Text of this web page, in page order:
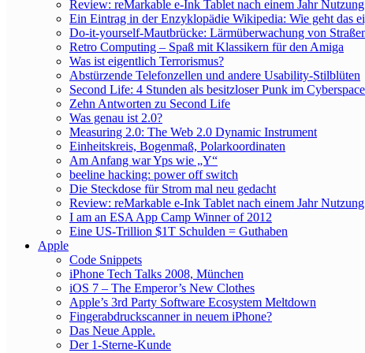
Review: reMarkable e-Ink Tablet nach einem Jahr Nutzung
Ein Eintrag in der Enzyklopädie Wikipedia: Wie geht das
Do-it-yourself-Mautbrücke: Lärmüberwachung von
Retro Computing – Spaß mit Klassikern für den Amiga
Was ist eigentlich Terrorismus?
Abstürzende Telefonzellen und andere Usability-Stilblüten
Second Life: 4 Stunden als besitzloser Punk im Cyberspace
Zehn Antworten zu Second Life
Was genau ist 2.0?
Measuring 2.0: The Web 2.0 Dynamic Instrument
Einheitskreis, Bogenmaß, Polarkoordinaten
Am Anfang war Yps wie „Y“
beeline hacking: power off switch
Die Steckdose für Strom mal neu gedacht
Review: reMarkable e-Ink Tablet nach einem Jahr Nutzung
I am an ESA App Camp Winner of 2012
Eine US-Trillion $1T Schulden = Guthaben
Apple
Code Snippets
iPhone Tech Talks 2008, München
iOS 7 – The Emperor’s New Clothes
Apple’s 3rd Party Software Ecosystem Meltdown
Fingerabdruckscanner in neuem iPhone?
Das Neue Apple.
Der 1-Sterne-Kunde